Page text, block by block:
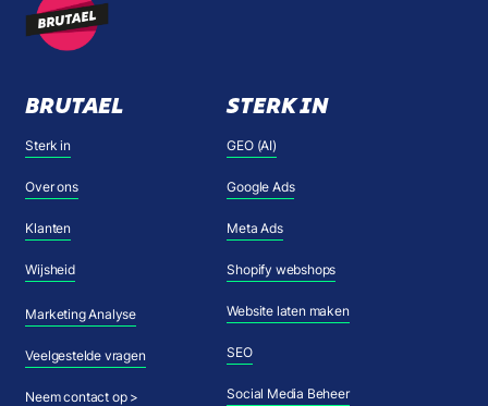
BRUTAEL
Sterk in
Over ons
Klanten
Wijsheid
Marketing Analyse
Veelgestelde vragen
Neem contact op >
STERK IN
GEO (AI)
Google Ads
Meta Ads
Shopify webshops
Website laten maken
SEO
Social Media Beheer